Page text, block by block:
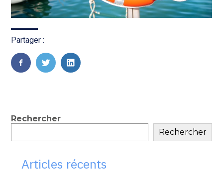
Partager :
FaceBook
TwitterLinkedIn
Blog
sidebar
Rechercher
Rechercher
Articles récents